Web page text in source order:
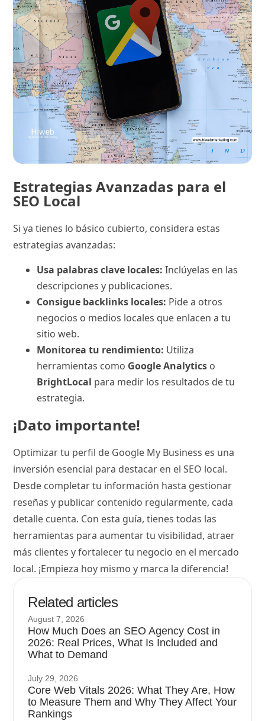
Estrategias Avanzadas para el
SEO Local
Si ya tienes lo básico cubierto, considera estas
estrategias avanzadas:
Usa palabras clave locales: Inclúyelas en las
descripciones y publicaciones.
Consigue backlinks locales: Pide a otros
negocios o medios locales que enlacen a tu
sitio web.
Monitorea tu rendimiento: Utiliza
herramientas como Google Analytics o
BrightLocal para medir los resultados de tu
estrategia.
¡Dato importante!
Optimizar tu perfil de Google My Business es una
inversión esencial para destacar en el SEO local.
Desde completar tu información hasta gestionar
reseñas y publicar contenido regularmente, cada
detalle cuenta. Con esta guía, tienes todas las
herramientas para aumentar tu visibilidad, atraer
más clientes y fortalecer tu negocio en el mercado
local. ¡Empieza hoy mismo y marca la diferencia!
Related articles
August 7, 2026
How Much Does an SEO Agency Cost in
2026: Real Prices, What Is Included and
What to Demand
July 29, 2026
Core Web Vitals 2026: What They Are, How
to Measure Them and Why They Affect Your
Rankings